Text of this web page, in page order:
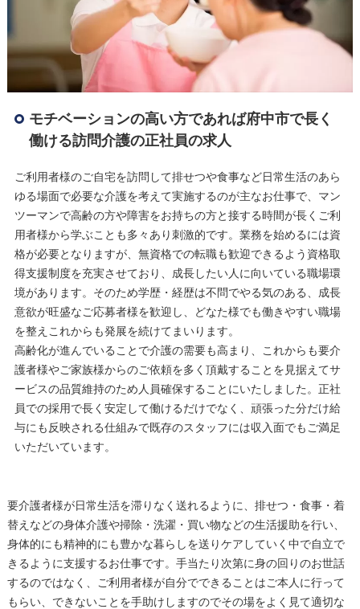
モチベーションの高い方であれば府中市で長く
働ける訪問介護の正社員の求人
ご利用者様のご自宅を訪問して排せつや食事など日常生活のあら
ゆる場面で必要な介護を考えて実施するのが主なお仕事で、マン
ツーマンで高齢の方や障害をお持ちの方と接する時間が長くご利
用者様から学ぶことも多々あり刺激的です。業務を始めるには資
格が必要となりますが、無資格での転職も歓迎できるよう資格取
得支援制度を充実させており、成長したい人に向いている職場環
境があります。そのため学歴・経歴は不問でやる気のある、成長
意欲が旺盛なご応募者様を歓迎し、どなた様でも働きやすい職場
を整えこれからも発展を続けてまいります。
高齢化が進んでいることで介護の需要も高まり、これからも要介
護者様やご家族様からのご依頼を多く頂戴することを見据えてサ
ービスの品質維持のため人員確保することにいたしました。正社
員での採用で長く安定して働けるだけでなく、頑張った分だけ給
与にも反映される仕組みで既存のスタッフには収入面でもご満足
いただいています。
要介護者様が日常生活を滞りなく送れるように、排せつ・食事・着
替えなどの身体介護や掃除・洗濯・買い物などの生活援助を行い、
身体的にも精神的にも豊かな暮らしを送りケアしていく中で自立で
きるように支援するお仕事です。手当たり次第に身の回りのお世話
するのではなく、ご利用者様が自分でできることはご本人に行って
もらい、できないことを手助けしますのでその場をよく見て適切な